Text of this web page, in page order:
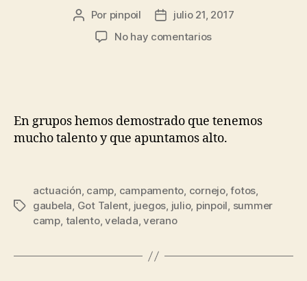
Por pinpoil
julio 21, 2017
No hay comentarios
En grupos hemos demostrado que tenemos
mucho talento y que apuntamos alto.
actuación, camp, campamento, cornejo,fotos,
gaubela, Got Talent, juegos, julio, pinpoil, summer
camp, talento,velada,verano